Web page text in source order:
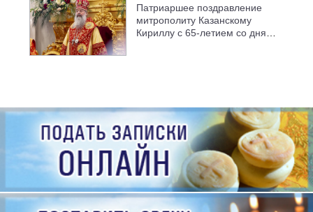
Патриаршее поздравление
митрополиту Казанскому
Кириллу с 65-летием со дня